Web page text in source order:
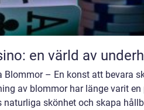
en värld av
Blommor – En konst att bevara
av blommor har länge varit
naturliga skönhet och skapa